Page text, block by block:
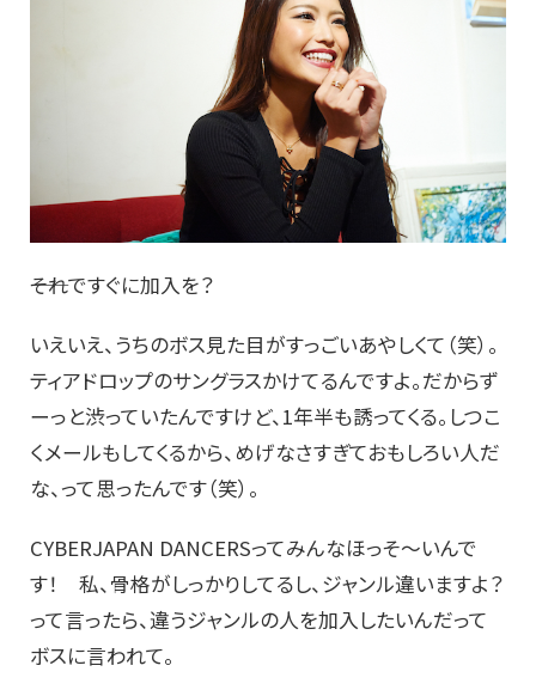
――それですぐに加入を？
いえいえ、うちのボス見た目がすっごいあやしくて（笑）。
ティアドロップのサングラスかけてるんですよ。だからず
ーっと渋っていたんですけど、1年半も誘ってくる。しつこ
くメールもしてくるから、めげなさすぎておもしろい人だ
な、って思ったんです（笑）。
CYBERJAPAN DANCERSってみんなほっそ〜いんで
す！ 私、骨格がしっかりしてるし、ジャンル違いますよ？
って言ったら、違うジャンルの人を加入したいんだって
ボスに言われて。